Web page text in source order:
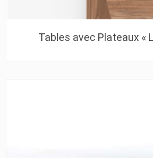
Tables avec Plateaux «